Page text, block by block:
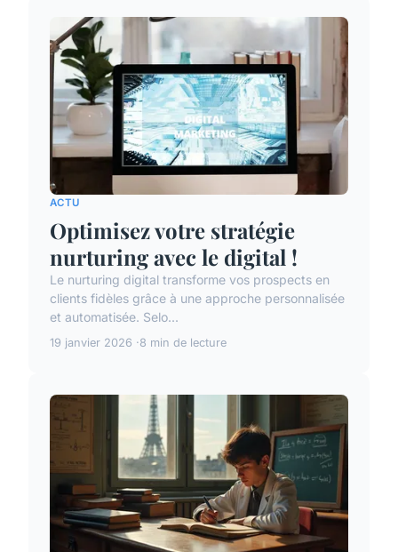
ACTU
Optimisez votre stratégie
nurturing avec le digital !
Le nurturing digital transforme vos prospects en
clients fidèles grâce à une approche personnalisée
et automatisée. Selo...
19 janvier 2026 8 min de lecture